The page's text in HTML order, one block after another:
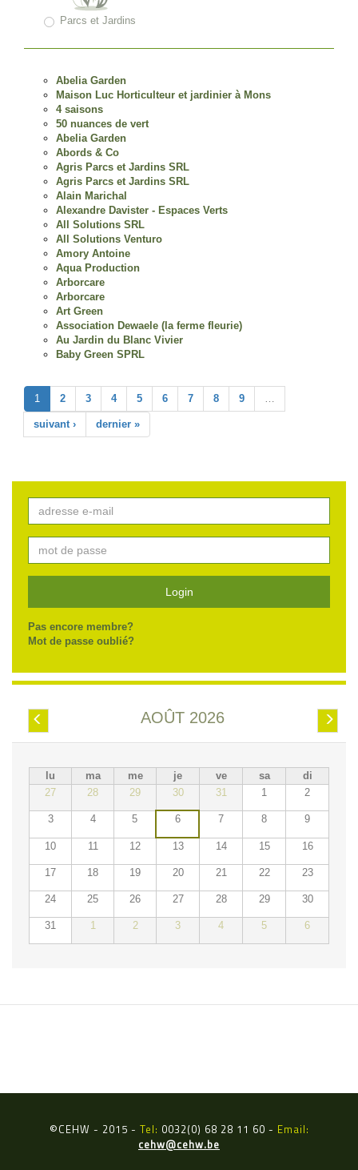
Parcs et Jardins
Abelia Garden
Maison Luc Horticulteur et jardinier à Mons
4 saisons
50 nuances de vert
Abelia Garden
Abords & Co
Agris Parcs et Jardins SRL
Agris Parcs et Jardins SRL
Alain Marichal
Alexandre Davister - Espaces Verts
All Solutions SRL
All Solutions Venturo
Amory Antoine
Aqua Production
Arborcare
Arborcare
Art Green
Association Dewaele (la ferme fleurie)
Au Jardin du Blanc Vivier
Baby Green SPRL
1 2 3 4 5 6 7 8 9
suivant › dernier »
Login
Pas encore membre?
Mot de passe oublié?
Préc. Suiv.
AOÛT 2026
lu ma me je ve sa
di
27
28 29 30 31 1 2
3 4 5 6 7 8 9
10 11 12 13 14 15 16
17 18 19 20 21 22 23
24 25 26 27 28 29 30
31 1 2 3 4 5 6
©CEHW - 2015 - Tel: 0032(0) 68 28 11 60 - Email:
cehw@cehw.be